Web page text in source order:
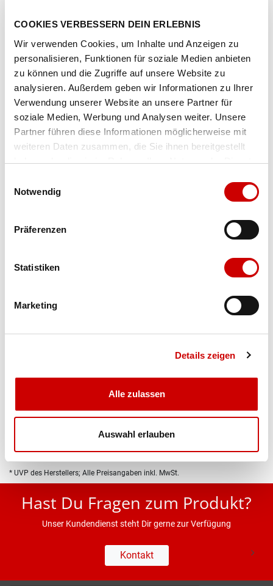
COOKIES VERBESSERN DEIN ERLEBNIS
Wir verwenden Cookies, um Inhalte und Anzeigen zu
personalisieren, Funktionen für soziale Medien anbieten
zu können und die Zugriffe auf unsere Website zu
analysieren. Außerdem geben wir Informationen zu Ihrer
Verwendung unserer Website an unsere Partner für
soziale Medien, Werbung und Analysen weiter. Unsere
Partner führen diese Informationen möglicherweise mit
weiteren Daten zusammen, die Sie ihnen bereitgestellt
haben oder die sie im Rahmen Ihrer Nutzung der Dienste
Notwendig
Präferenzen
Statistiken
Marketing
Details zeigen
Alle zulassen
Auswahl erlauben
Artikel-Nr.34H6386-tiffany-night
Farbe tiffany/night
IN DEN WARENKORB
Bis 17:00 Uhr bestellen: morgen geliefert - ab CHF 50.00
Produktbeschreibung
* UVP des Herstellers; Alle Preisangaben inkl. MwSt.
Hast Du Fragen zum Produkt?
Unser Kundendienst steht Dir gerne zur Verfügung
Kontakt